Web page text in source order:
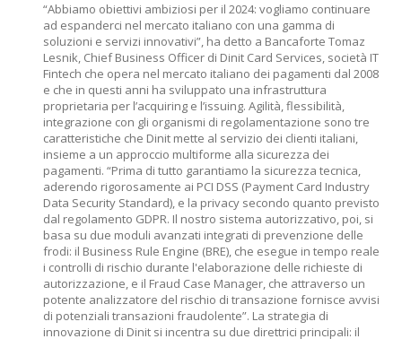
“Abbiamo obiettivi ambiziosi per il 2024: vogliamo continuare
ad espanderci nel mercato italiano con una gamma di
soluzioni e servizi innovativi”, ha detto a Bancaforte Tomaz
Lesnik, Chief Business Officer di Dinit Card Services, società IT
Fintech che opera nel mercato italiano dei pagamenti dal 2008
e che in questi anni ha sviluppato una infrastruttura
proprietaria per l’acquiring e l’issuing. Agilità, flessibilità,
integrazione con gli organismi di regolamentazione sono tre
caratteristiche che Dinit mette al servizio dei clienti italiani,
insieme a un approccio multiforme alla sicurezza dei
pagamenti. “Prima di tutto garantiamo la sicurezza tecnica,
aderendo rigorosamente ai PCI DSS (Payment Card Industry
Data Security Standard), e la privacy secondo quanto previsto
dal regolamento GDPR. Il nostro sistema autorizzativo, poi, si
basa su due moduli avanzati integrati di prevenzione delle
frodi: il Business Rule Engine (BRE), che esegue in tempo reale
i controlli di rischio durante l'elaborazione delle richieste di
autorizzazione, e il Fraud Case Manager, che attraverso un
potente analizzatore del rischio di transazione fornisce avvisi
di potenziali transazioni fraudolente”. La strategia di
innovazione di Dinit si incentra su due direttrici principali: il